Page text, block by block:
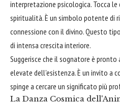
interpretazione psicologica. Tocca
spiritualità. È un simbolo potente di
connessione con il divino. Questo
di intensa crescita interiore.
Suggerisce che il sognatore è pronto
elevate dell'esistenza. È un invito a
spinge a cercare un significato più
La Danza Cosmica